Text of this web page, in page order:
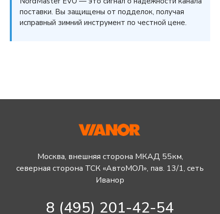
поставки. Вы защищены от подделок, получая
исправный зимний инструмент по честной цене.
Москва, внешняя сторона МКАД 55км,
северная сторона ТСК «АвтоМОЛ», пав. 13/1, сеть
Иванор
8 (495) 201-42-54